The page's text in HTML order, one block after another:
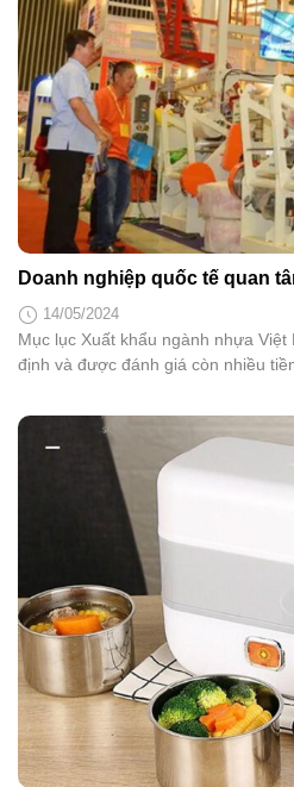
Doanh nghiệp quốc tế quan
14/05/2024
Mục lục Xuất khẩu ngành nhựa
định và được đánh giá còn nhiều
đánh giá còn nhiều tiềm năng phát
nhà cung cấp máy...